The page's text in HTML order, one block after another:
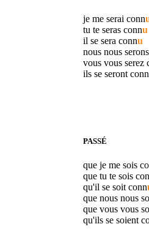
je me serai conn
tu te seras connu
il se sera connu
nous nous serons
vous vous serez
ils se seront conn
PASSÉ
que je me sois
que tu te sois
qu'il se soit conn
que nous nous
que vous vous
qu'ils se soient